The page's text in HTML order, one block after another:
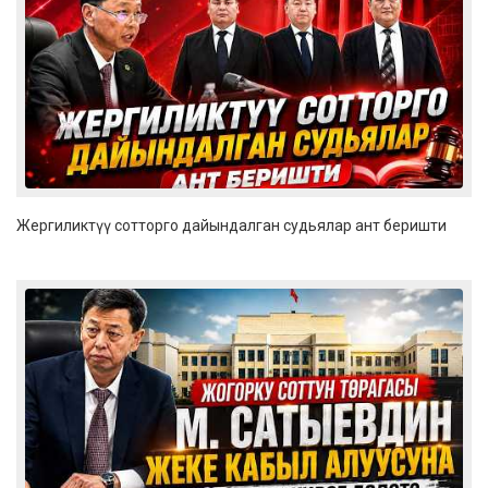
Жергиликтүү сотторго дайындалган судьялар ант беришти